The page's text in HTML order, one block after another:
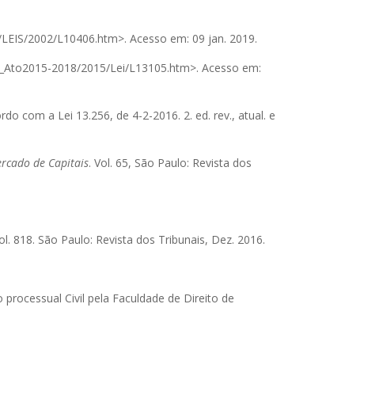
2002/L10406.htm>. Acesso em: 09 jan. 2019.
2018/2015/Lei/L13105.htm>. Acesso em:
com a Lei 13.256, de 4-2-2016. 2. ed. rev., atual. e
de Capitais. Vol. 65, São Paulo: Revista dos
818. São Paulo: Revista dos Tribunais, Dez. 2016.
Civil pela Faculdade de Direito de